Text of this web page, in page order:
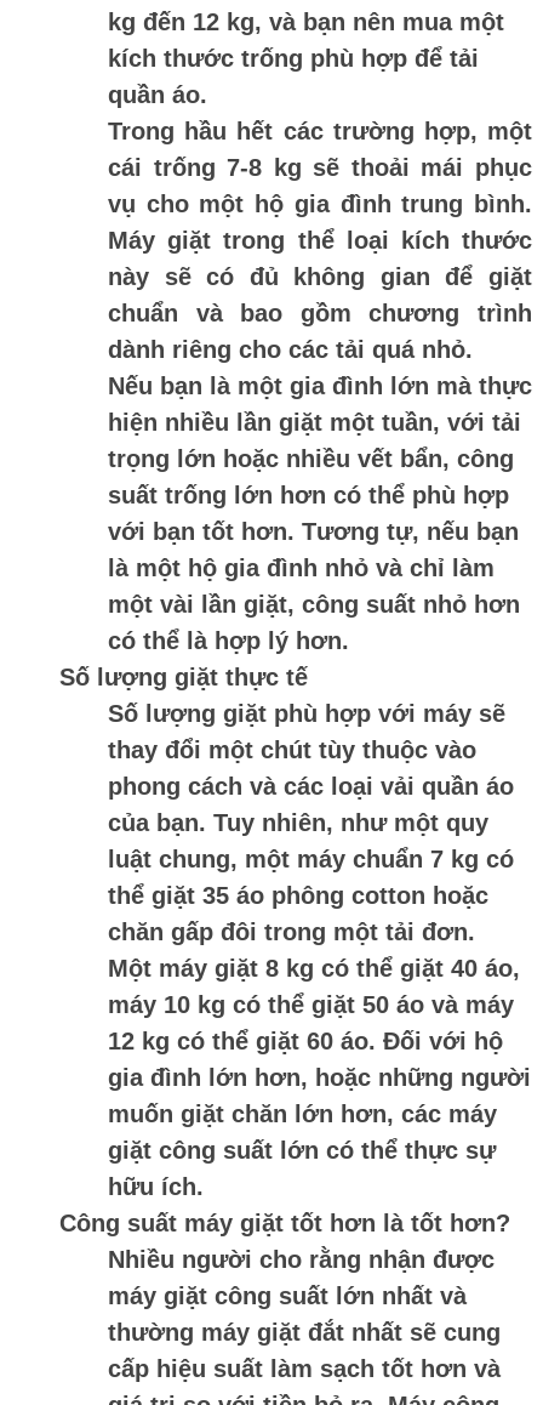
kg đến 12 kg, và bạn nên mua một
kích thước trống phù hợp để tải
quần áo.
Trong hầu hết các trường hợp, một
cái trống 7-8 kg sẽ thoải mái phục
vụ cho một hộ gia đình trung bình.
Máy giặt trong thể loại kích thước
này sẽ có đủ không gian để giặt
chuẩn và bao gồm chương trình
dành riêng cho các tải quá nhỏ.
Nếu bạn là một gia đình lớn mà thực
hiện nhiều lần giặt một tuần, với tải
trọng lớn hoặc nhiều vết bẩn, công
suất trống lớn hơn có thể phù hợp
với bạn tốt hơn. Tương tự, nếu bạn
là một hộ gia đình nhỏ và chỉ làm
một vài lần giặt, công suất nhỏ hơn
có thể là hợp lý hơn.
Số lượng giặt thực tế
Số lượng giặt phù hợp với máy sẽ
thay đổi một chút tùy thuộc vào
phong cách và các loại vải quần áo
của bạn. Tuy nhiên, như một quy
luật chung, một máy chuẩn 7 kg có
thể giặt 35 áo phông cotton hoặc
chăn gấp đôi trong một tải đơn.
Một máy giặt 8 kg có thể giặt 40 áo,
máy 10 kg có thể giặt 50 áo và máy
12 kg có thể giặt 60 áo. Đối với hộ
gia đình lớn hơn, hoặc những người
muốn giặt chăn lớn hơn, các máy
giặt công suất lớn có thể thực sự
hữu ích.
Công suất máy giặt tốt hơn là tốt hơn?
Nhiều người cho rằng nhận được
máy giặt công suất lớn nhất và
thường máy giặt đắt nhất sẽ cung
cấp hiệu suất làm sạch tốt hơn và